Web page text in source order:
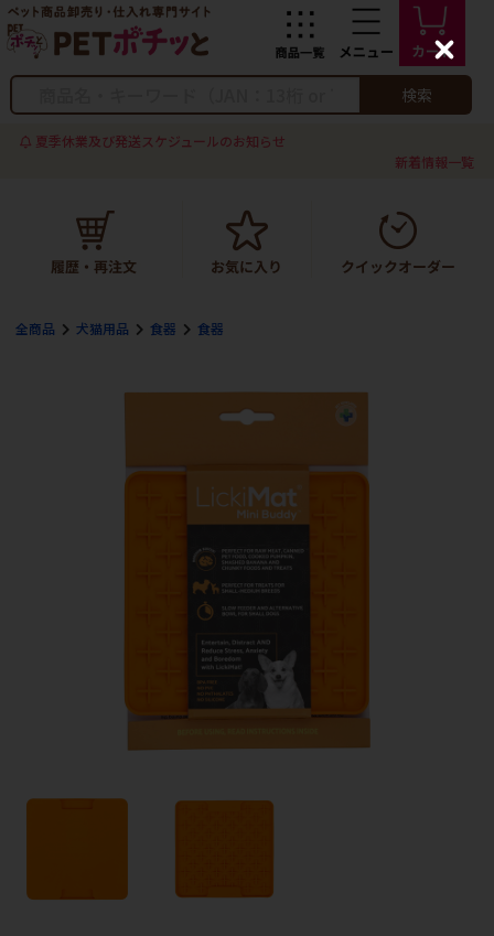
検索
夏季休業及び発送スケジュールのお知らせ
新着情報一覧
全商品 犬猫用品 食器 食器
C
l
s